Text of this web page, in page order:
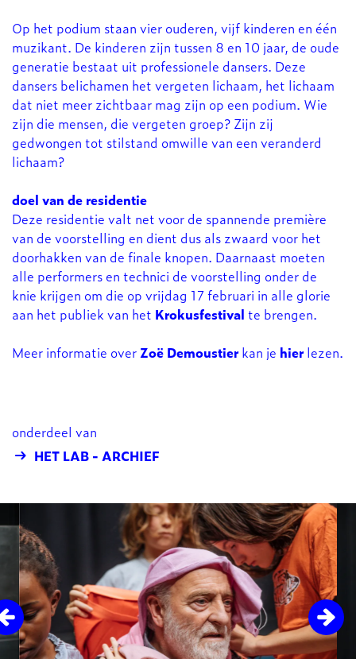
Op het podium staan vier ouderen, vijf kinderen en één
muzikant. De kinderen zijn tussen 8 en 10 jaar, de oude
generatie bestaat uit professionele dansers. Deze
dansers belichamen het vergeten lichaam, het lichaam
dat niet meer zichtbaar mag zijn op een podium. Wie
zijn die mensen, die vergeten groep? Zijn zij
gedwongen tot stilstand omwille van een veranderd
lichaam?
doel van de residentie
Deze residentie valt net voor de spannende première
van de voorstelling en dient dus als zwaard voor het
doorhakken van de finale knopen. Daarnaast moeten
alle performers en technici de voorstelling onder de
knie krijgen om die op vrijdag 17 februari in alle glorie
aan het publiek van het Krokusfestival te brengen.
Meer informatie overZoë Demoustierkan je hier lezen.
onderdeel van
HET LAB - ARCHIEF